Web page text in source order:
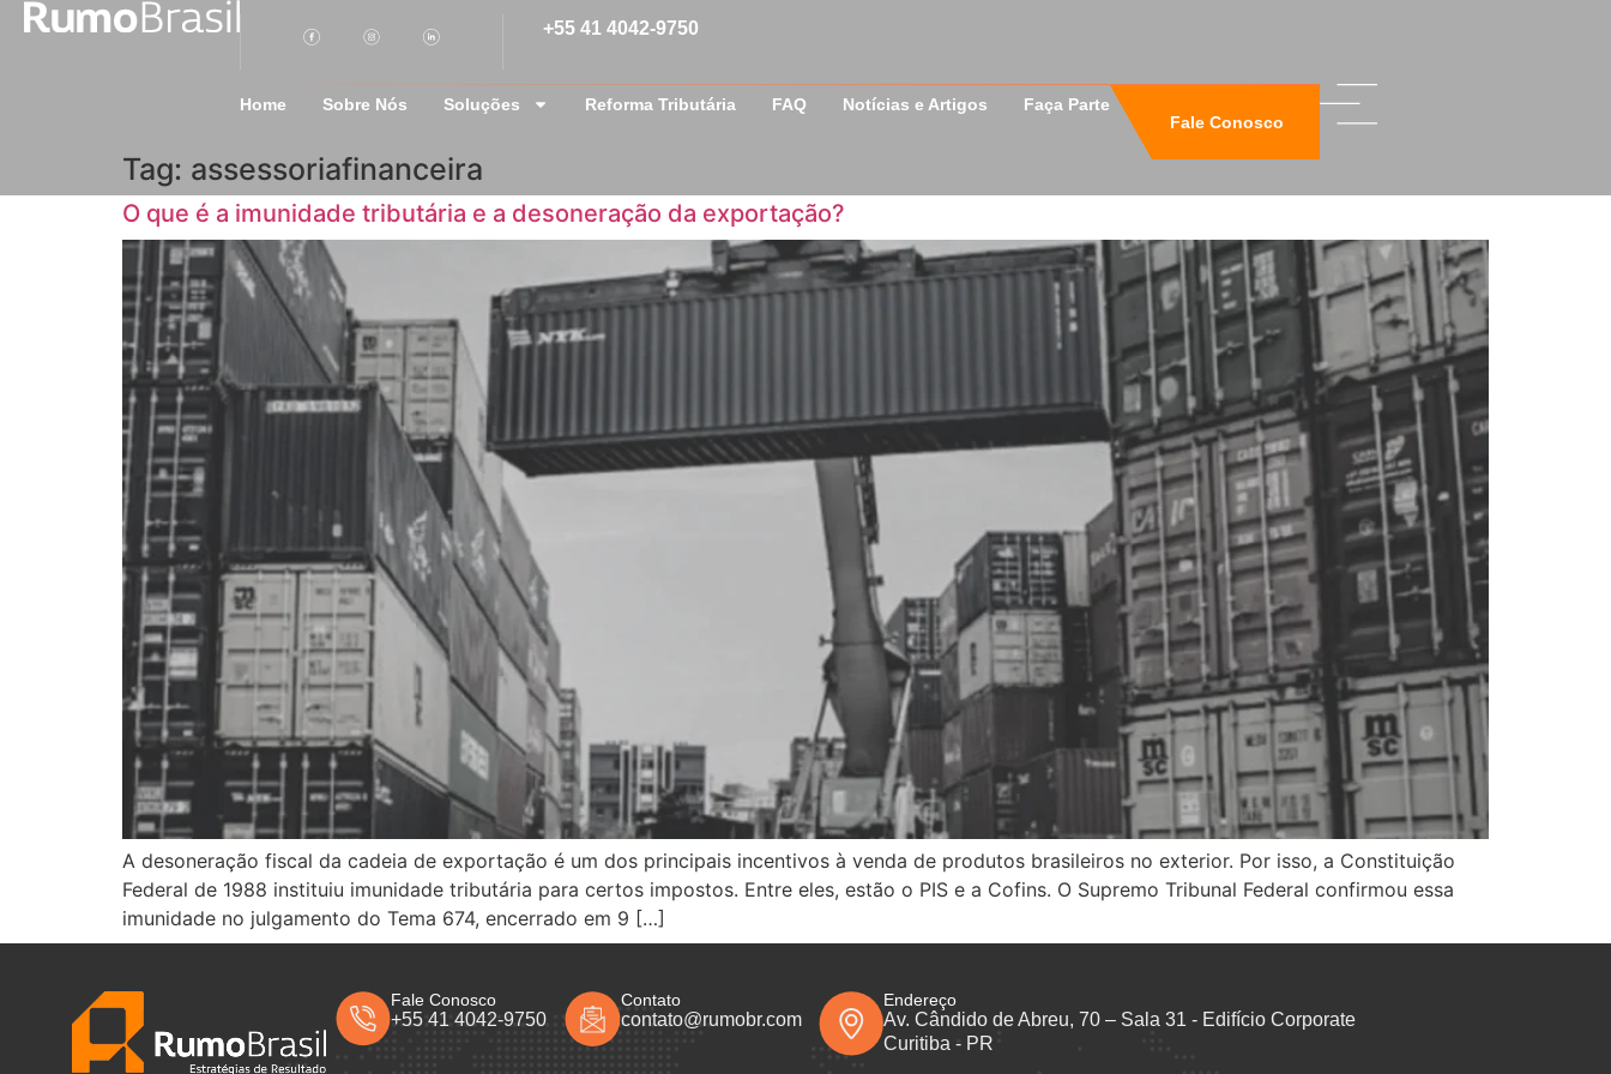
+55 41 4042-9750
Home Sobre Nós Soluções Reforma Tributária FAQ Notícias e Artigos
Faça Parte
Fale Conosco
Tag: assessoriafinanceira
O que é a imunidade tributária e a desoneração da exportação?
A desoneração fiscal da cadeia de exportação é um dos principais incentivos à venda de produtos brasileiros no exterior. Por isso, a Constituição
Federal de 1988 instituiu imunidade tributária para certos impostos. Entre eles, estão o PIS e a Cofins. O Supremo Tribunal Federal confirmou essa
imunidade no julgamento do Tema 674, encerrado em 9 […]
Fale Conosco
+55 41 4042-9750
Contato
contato@rumobr.com
Endereço
Av. Cândido de Abreu, 70 – Sala 31 - Edifício Corporate
Curitiba - PR